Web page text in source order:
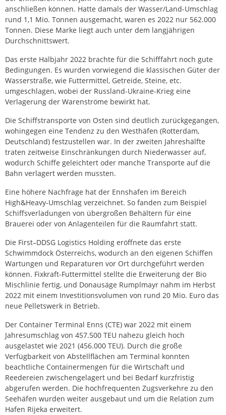
anschließen können. Hatte damals der Wasser/Land-Umschlag
rund 1,1 Mio. Tonnen ausgemacht, waren es 2022 nur 562.000
Tonnen. Diese Marke liegt auch unter dem langjährigen
Durchschnittswert.
Das erste Halbjahr 2022 brachte für die Schifffahrt noch gute
Bedingungen. Es wurden vorwiegend die klassischen Güter der
Wasserstraße, wie Futtermittel, Getreide, Steine, etc.
umgeschlagen, wobei der Russland-Ukraine-Krieg eine
Verlagerung der Warenströme bewirkt hat.
Die Schiffstransporte von Osten sind deutlich zurückgegangen,
wohingegen eine Tendenz zu den Westhäfen (Rotterdam,
Deutschland) festzustellen war. In der zweiten Jahreshälfte
traten zeitweise Einschränkungen durch Niederwasser auf,
wodurch Schiffe geleichtert oder manche Transporte auf die
Bahn verlagert werden mussten.
Eine höhere Nachfrage hat der Ennshafen im Bereich
High&Heavy-Umschlag verzeichnet. So fanden zum Beispiel
Schiffsverladungen von übergroßen Behältern für eine
Brauerei oder von Anlagenteilen für die Raumfahrt statt.
Die First–DDSG Logistics Holding eröffnete das erste
Schwimmdock Österreichs, wodurch an den eigenen Schiffen
Wartungen und Reparaturen vor Ort durchgeführt werden
können. Fixkraft-Futtermittel stellte die Erweiterung der Bio
Mischlinie fertig, und Donausäge Rumplmayr nahm im Herbst
2022 mit einem Investitionsvolumen von rund 20 Mio. Euro das
neue Pelletswerk in Betrieb.
Der Container Terminal Enns (CTE) war 2022 mit einem
Jahresumschlag von 457.500 TEU nahezu gleich hoch
ausgelastet wie 2021 (456.000 TEU). Durch die große
Verfügbarkeit von Abstellflächen am Terminal konnten
beachtliche Containermengen für die Wirtschaft und
Reedereien zwischengelagert und bei Bedarf kurzfristig
abgerufen werden. Die hochfrequenten Zugsverkehre zu den
Seehäfen wurden weiter ausgebaut und um die Relation zum
Hafen Rijeka erweitert.